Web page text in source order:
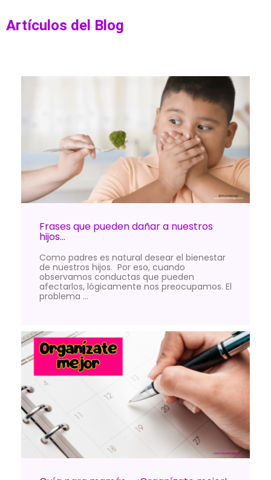
Artículos del Blog
Frases que pueden dañar a nuestros
hijos…
Como padres es natural desear el bienestar
de nuestros hijos. Por eso, cuando
observamos conductas que pueden
afectarlos, lógicamente nos preocupamos. El
problema …